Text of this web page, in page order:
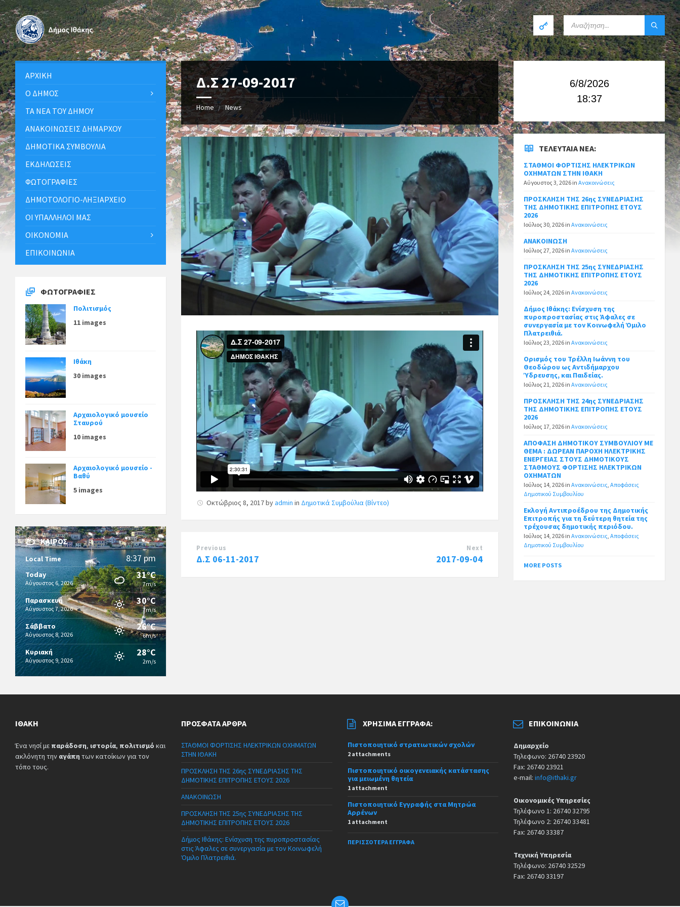
Δ.Σ 27-09-2017
Home News
Οκτώβριος 8, 2017byadmin in Δημοτικά Συμβούλια (Βίντεο)
Previous
Δ.Σ 06-11-2017
Next
2017-09-04
ΑΡΧΙΚΉ
Ο ΔΉΜΟΣ
ΤΑ ΝΈΑ ΤΟΥ ΔΉΜΟΥ
ΑΝΑΚΟΙΝΩΣΕΙΣ ΔΗΜΑΡΧΟΥ
ΔΗΜΟΤΙΚΆ ΣΥΜΒΟΎΛΙΑ
ΕΚΔΗΛΏΣΕΙΣ
ΦΩΤΟΓΡΑΦΊΕΣ
ΔΗΜΟΤΟΛΌΓΙΟ-ΛΗΞΙΑΡΧΕΊΟ
ΟΙ ΥΠΆΛΛΗΛΟΙ ΜΑΣ
ΟΙΚΟΝΟΜΊΑ
ΕΠΙΚΟΙΝΩΝΊΑ
ΦΩΤΟΓΡΑΦΊΕΣ
Πολιτισμός
11 images
Ιθάκη
30 images
Αρχαιολογικό μουσείο
Σταυρού
10 images
Αρχαιολογικό μουσείο -
Βαθύ
5 images
ΚΑΙΡΌΣ
Local Time 8:37 pm
Today
Αύγουστος 6, 2026
31°C
7m/s
Παρασκευή
Αύγουστος 7, 2026
30°C
7m/s
Σάββατο
Αύγουστος 8, 2026
26°C
6m/s
Κυριακή
Αύγουστος 9, 2026
28°C
2m/s
6/8/2026
18:37
ΤΕΛΕΥΤΑΊΑ ΝΈΑ:
ΣΤΑΘΜΟΙ ΦΟΡΤΙΣΗΣ ΗΛΕΚΤΡΙΚΩΝ
ΟΧΗΜΑΤΩΝ ΣΤΗΝ ΙΘΑΚΗ
Αύγουστος 3, 2026 inΑνακοινώσεις
ΠΡΟΣΚΛΗΣΗ ΤΗΣ 26ης ΣΥΝΕΔΡΙΑΣΗΣ
ΤΗΣ ΔΗΜΟΤΙΚΗΣ ΕΠΙΤΡΟΠΗΣ ΕΤΟΥΣ
2026
Ιούλιος 30, 2026 inΑνακοινώσεις
ΑΝΑΚΟΙΝΩΣΗ
Ιούλιος 27, 2026 inΑνακοινώσεις
ΠΡΟΣΚΛΗΣΗ ΤΗΣ 25ης ΣΥΝΕΔΡΙΑΣΗΣ
ΤΗΣ ΔΗΜΟΤΙΚΗΣ ΕΠΙΤΡΟΠΗΣ ΕΤΟΥΣ
2026
Ιούλιος 24, 2026 inΑνακοινώσεις
Δήμος Ιθάκης: Ενίσχυση της
πυροπροστασίας στις Άφαλες σε
συνεργασία με τον Κοινωφελή Όμιλο
Πλατρειθιά.
Ιούλιος 23, 2026 inΑνακοινώσεις
Ορισμός του Τρέλλη Ιωάννη του
Θεοδώρου ως Αντιδήμαρχου
Ύδρευσης, και Παιδείας.
Ιούλιος 21, 2026 inΑνακοινώσεις
ΠΡΟΣΚΛΗΣΗ ΤΗΣ 24ης ΣΥΝΕΔΡΙΑΣΗΣ
ΤΗΣ ΔΗΜΟΤΙΚΗΣ ΕΠΙΤΡΟΠΗΣ ΕΤΟΥΣ
2026
Ιούλιος 17, 2026 inΑνακοινώσεις
ΑΠΟΦΑΣΗ ΔΗΜΟΤΙΚΟΥ ΣΥΜΒΟΥΛΙΟΥ ΜΕ
ΘΕΜΑ : ΔΩΡΕΑΝ ΠΑΡΟΧΗ ΗΛΕΚΤΡΙΚΗΣ
ΕΝΕΡΓΕΙΑΣ ΣΤΟΥΣ ΔΗΜΟΤΙΚΟΥΣ
ΣΤΑΘΜΟΥΣ ΦΟΡΤΙΣΗΣ ΗΛΕΚΤΡΙΚΩΝ
ΟΧΗΜΑΤΩΝ
Ιούλιος 14, 2026 inΑνακοινώσεις,Αποφάσεις
Δημοτικού Συμβουλίου
Εκλογή Αντιπροέδρου της Δημοτικής
Επιτροπής για τη δεύτερη θητεία της
τρέχουσας δημοτικής περιόδου.
Ιούλιος 14, 2026 inΑνακοινώσεις,Αποφάσεις
Δημοτικού Συμβουλίου
MORE POSTS
ΙΘΆΚΗ
Ένα νησί με παράδοση, ιστορία, πολιτισμό και
ακλόνητη την αγάπη των κατοίκων για τον
τόπο τους.
ΠΡΌΣΦΑΤΑ ΆΡΘΡΑ
ΣΤΑΘΜΟΙ ΦΟΡΤΙΣΗΣ ΗΛΕΚΤΡΙΚΩΝ ΟΧΗΜΑΤΩΝ
ΣΤΗΝ ΙΘΑΚΗ
ΠΡΟΣΚΛΗΣΗ ΤΗΣ 26ης ΣΥΝΕΔΡΙΑΣΗΣ ΤΗΣ
ΔΗΜΟΤΙΚΗΣ ΕΠΙΤΡΟΠΗΣ ΕΤΟΥΣ 2026
ΑΝΑΚΟΙΝΩΣΗ
ΠΡΟΣΚΛΗΣΗ ΤΗΣ 25ης ΣΥΝΕΔΡΙΑΣΗΣ ΤΗΣ
ΔΗΜΟΤΙΚΗΣ ΕΠΙΤΡΟΠΗΣ ΕΤΟΥΣ 2026
Δήμος Ιθάκης: Ενίσχυση της πυροπροστασίας
στις Άφαλες σε συνεργασία με τον Κοινωφελή
Όμιλο Πλατρειθιά.
ΧΡΉΣΙΜΑ ΈΓΓΡΑΦΑ:
Πιστοποιητικό στρατιωτικών σχολών
2 attachments
Πιστοποιητικό οικογενειακής κατάστασης
για μειωμένη θητεία
1 attachment
Πιστοποιητικό Εγγραφής στα Μητρώα
Αρρένων
1 attachment
ΠΕΡΙΣΣΌΤΕΡΑ ΈΓΓΡΑΦΑ
ΕΠΙΚΟΙΝΩΝΊΑ
Δημαρχείο
Τηλεφωνο: 26740 23920
Fax: 26740 23921
e-mail:info@ithaki.gr
Οικονομικές Υπηρεσίες
Τηλέφωνο 1: 26740 32795
Τηλέφωνο 2: 26740 33481
Fax: 26740 33387
Τεχνική Υπηρεσία
Τηλέφωνο: 26740 32529
Fax: 26740 33197